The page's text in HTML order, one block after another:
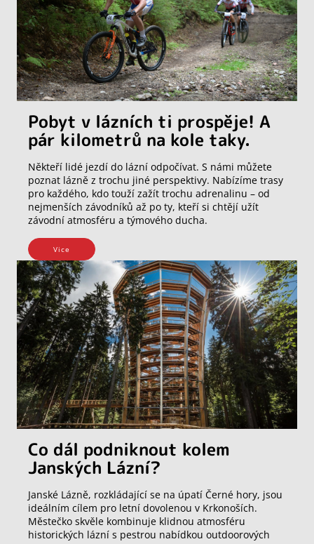
Pobyt v lázních ti prospěje! A
pár kilometrů na kole taky.
Někteří lidé jezdí do lázní odpočívat. S námi můžete
poznat lázně z trochu jiné perspektivy. Nabízíme trasy
pro každého, kdo touží zažít trochu adrenalinu – od
nejmenších závodníků až po ty, kteří si chtějí užít
závodní atmosféru a týmového ducha.
Vice
Co dál podniknout kolem
Janských Lázní?
Janské Lázně, rozkládající se na úpatí Černé hory, jsou
ideálním cílem pro letní dovolenou v Krkonoších.
Městečko skvěle kombinuje klidnou atmosféru
historických lázní s pestrou nabídkou outdoorových